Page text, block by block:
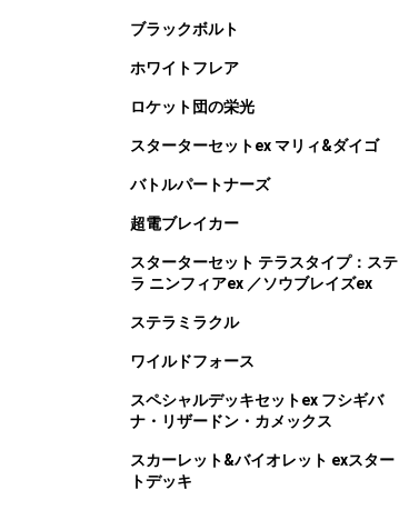
ブラックボルト
ホワイトフレア
ロケット団の栄光
スターターセットex マリィ&ダイゴ
バトルパートナーズ
超電ブレイカー
スターターセット テラスタイプ：ステ
ラ ニンフィアex ／ソウブレイズex
ステラミラクル
ワイルドフォース
スペシャルデッキセットex フシギバ
ナ・リザードン・カメックス
スカーレット&バイオレット exスター
トデッキ